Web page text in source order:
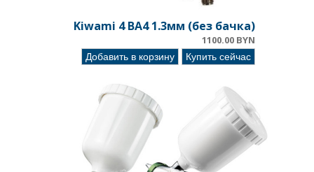
Kiwami 4 BA4 1.3мм (без бачка)
1100.00 BYN
Добавить в корзину Купить сейчас